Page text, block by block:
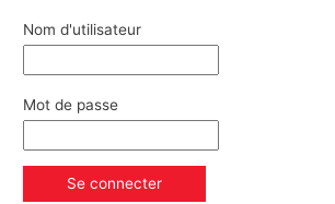
Nom d'utilisateur
Mot de passe